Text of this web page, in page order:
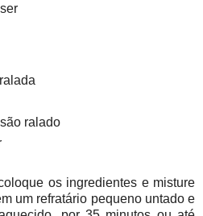
ralado
os ingredientes e misture
um refratário pequeno untado e